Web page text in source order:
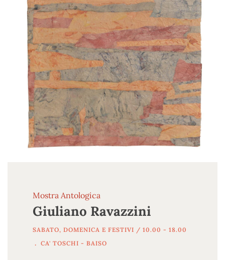
Mostra Antologica
Giuliano Ravazzini
SABATO, DOMENICA E FESTIVI / 10.00 - 18.00
. CA' TOSCHI - BAISO